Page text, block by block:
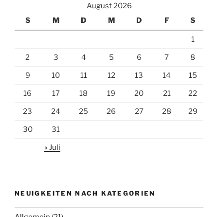
August 2026
S
M D M D F S
1
2 3 4 5 6 7 8
9 10 11 12 13 14 15
16 17 18 19 20 21 22
23 24 25 26 27 28 29
30 31
« Juli
NEUIGKEITEN NACH KATEGORIEN